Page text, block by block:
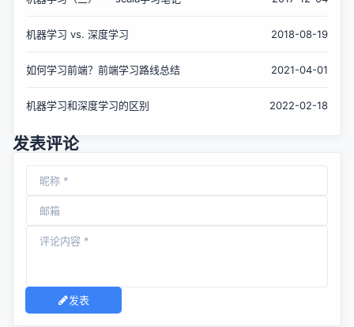
机器学习 vs. 深度学习 2018-08-19
如何学习前端？前端学习路线总结 2021-04-01
机器学习和深度学习的区别 2022-02-18
发表评论
发表